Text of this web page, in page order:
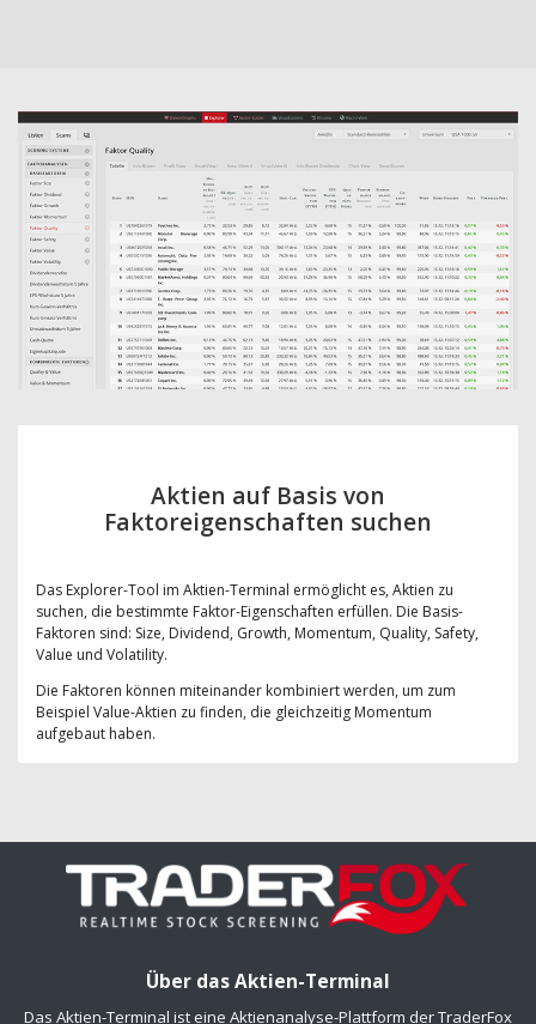
Aktien auf Basis von
Faktoreigenschaften suchen
Das Explorer-Tool im Aktien-Terminal ermöglicht es, Aktien zu
suchen, die bestimmte Faktor-Eigenschaften erfüllen. Die Basis-
Faktoren sind: Size, Dividend, Growth, Momentum, Quality, Safety,
Value und Volatility.
Die Faktoren können miteinander kombiniert werden, um zum
Beispiel Value-Aktien zu finden, die gleichzeitig Momentum
aufgebaut haben.
Über das Aktien-Terminal
Das Aktien-Terminal ist eine Aktienanalyse-Plattform der TraderFox